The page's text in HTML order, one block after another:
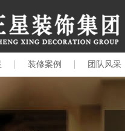
装修案例 团队风采